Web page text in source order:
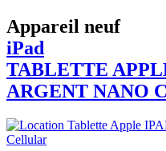
Appareil neuf
iPad
TABLETTE
ARGENT NANO